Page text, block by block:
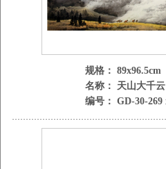
规格： 89x96.5cm
名称： 天山大千云
编号： GD-30-269